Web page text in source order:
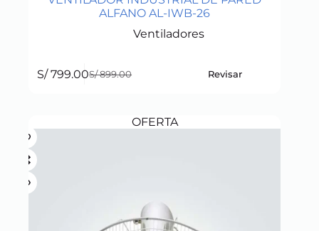
ALFANO AL-IWB-26
Ventiladores
S/899.00
Original
S/ 899.00.
S/799.00Current
S/ 799.00.
Revisar
OFERTA